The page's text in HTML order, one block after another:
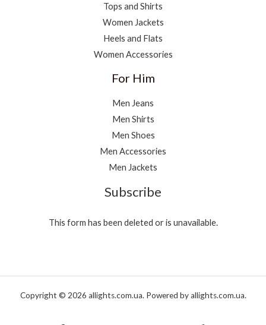
Tops and Shirts
Women Jackets
Heels and Flats
Women Accessories
For Him
Men Jeans
Men Shirts
Men Shoes
Men Accessories
Men Jackets
Subscribe
This form has been deleted or is unavailable.
Copyright © 2026 allights.com.ua. Powered by allights.com.ua.